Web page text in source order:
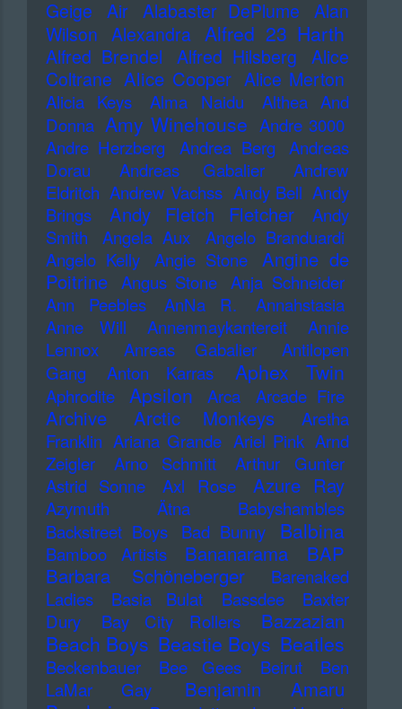
Geige
Air Alabaster DePlume
Alan
Wilson Alexandra Alfred 23 Harth
Alfred Brendel Alfred Hilsberg
Alice
Coltrane Alice Cooper Alice Merton
Alicia Keys Alma Naidu
Althea And
Donna Amy Winehouse Andre 3000
Andre Herzberg
Andrea Berg
Andreas
Dorau
Andreas Gabalier
Andrew
Eldritch Andrew Vachss Andy Bell Andy
Brings
Andy Fletch Fletcher
Andy
Smith
Angela Aux
Angelo Branduardi
Angelo Kelly
Angie Stone
Angine de
Poitrine Angus Stone Anja Schneider
Ann Peebles
AnNa R.
Annahstasia
Anne Will
Annenmaykantereit
Annie
Lennox
Anreas Gabalier
Antilopen
Gang
Anton Karras Aphex Twin
Aphrodite Apsilon Arca Arcade Fire
Archive Arctic Monkeys
Aretha
Franklin Ariana Grande Ariel Pink Arnd
Zeigler
Arno Schmitt
Arthur Gunter
Astrid Sonne
Axl Rose Azure Ray
Azymuth Ätna
Babyshambles
Backstreet Boys
Bad Bunny Balbina
Bamboo Artists Bananarama
BAP
Barbara Schöneberger
Barenaked
Ladies
Basia Bulat Bassdee
Baxter
Dury
Bay City Rollers Bazzazian
Beach Boys Beastie Boys Beatles
Beckenbauer Bee Gees Beirut
Ben
LaMar Gay
Benjamin Amaru